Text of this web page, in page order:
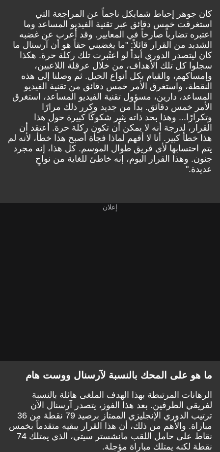
كان جوهر إحباط شمايكل ناجماً عن المراجعة التي
استغرقت خمس دقائق عبر تقنية الفيديو المساعد وما
اعتبره تضارباً صارخاً في المعايير. وقد أعرب عن غضبه
الشديد من القرار قائلاً: "ما يغضبني حقاً هو أن آرسنال ما
كان ليتصدر الدوري أبداً لو اعتُبرت تلك ركلة حرة. هكذا
سجلوا كل تلك الأهداف، من خلال عرقلة اللاعبين،
وإمساكهم، والقيام بكل أنواع الحيل. ثم وصلنا إلى هذه
النقطة، واستغرق الأمر خمس دقائق من تقنية الفيديو
المساعد، دارين، مسؤول تقنية الفيديو المساعد، استغرق
الأمر خمس دقائق. بدأ من جديد وكرر ذلك مرارًا
وتكرارًا... وهذا بحد ذاته يثير شكوكًا كبيرة حول هذا
القرار، لدرجة أنه لا يمكن أن تكون ركلة حرة. أعتقد أن
هذا خطأ كبير. أنا لا أفهم لماذا فجأة أصبح هذا خطأ، لأنه لم
يتم احتسابها لأي فريق طوال الموسم. كل هذا، إنه مجرد
جنون. وهذا القرار اليوم، إنه خاطئ للغاية من نواحٍ
عديدة."
ما هو على المحك بالنسبة لآرسنال ووست هام
الرهانات المرتبطة بهذا الهدف الملغى هائلة بالنسبة
لفريقي الطرفين. بعد هذا الفوز، يتصدر آرسنال الآن
ترتيب الدوري الإنجليزي الممتاز برصيد 79 نقطة من 36
مباراة. والأهم من ذلك، أن هذا القرار يبقيه متقدماً بخمس
نقاط على حامل اللقب مانشستر سيتي، الذي يمتلك 74
نقطة لكنه يمتلك مباراة مؤجلة.